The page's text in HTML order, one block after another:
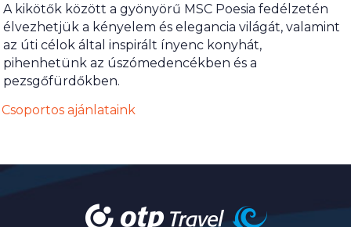
A kikötők között a gyönyörű MSC Poesia fedélzetén
élvezhetjük a kényelem és elegancia világát, valamint
az úti célok által inspirált ínyenc konyhát,
pihenhetünk az úszómedencékben és a
pezsgőfürdőkben.
Csoportos ajánlataink